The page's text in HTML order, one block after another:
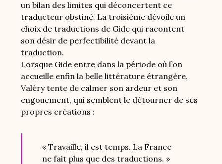
un bilan des limites qui déconcertent ce
traducteur obstiné. La troisième dévoile un
choix de traductions de Gide qui racontent
son désir de perfectibilité devant la
traduction.
Lorsque Gide entre dans la période où l’on
accueille enfin la belle littérature étrangère,
Valéry tente de calmer son ardeur et son
engouement, qui semblent le détourner de ses
propres créations :
« Travaille, il est temps. La France
ne fait plus que des traductions. »